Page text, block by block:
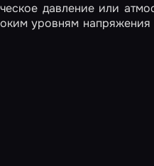
давление или
уровням